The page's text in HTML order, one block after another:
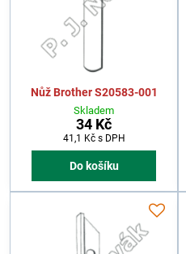
Nůž Brother S20583-001
Skladem
34 Kč
41,1 Kč s DPH
Do košíku